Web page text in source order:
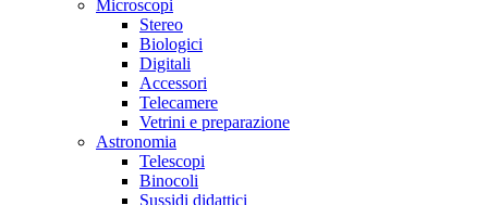
Microscopi
Stereo
Biologici
Digitali
Accessori
Telecamere
Vetrini e preparazione
Astronomia
Telescopi
Binocoli
Sussidi didattici